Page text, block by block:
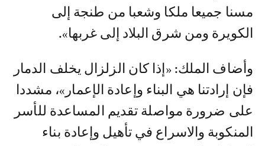
مسنا جميعا ملكا وشعبا من طنجة إلى
الكويرة ومن شرق البلاد إلى غربها».
وأضاف الملك: «إذا كان الزلزال يخلف الدمار
فإن إرادتنا هي البناء وإعادة الإعمار»، مشددا
على ضرورة مواصلة تقديم المساعدة للأسر
المنكوبة والاسراع في تأهيل وإعادة بناء